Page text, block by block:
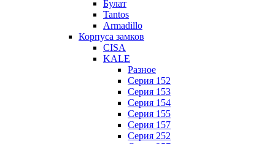
Булат
Tantos
Armadillo
Корпуса замков
CISA
KALE
Разное
Серия 152
Серия 153
Серия 154
Серия 155
Серия 157
Серия 252